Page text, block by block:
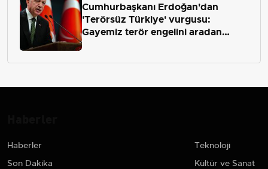
Cumhurbaşkanı Erdoğan'dan
'Terörsüz Türkiye' vurgusu:
Gayemiz terör engelini aradan
Haberler
Son Dakika
Teknoloji
Kültür ve Sanat